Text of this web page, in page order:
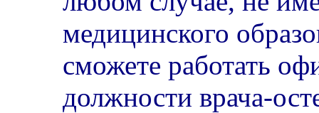
медицинского
сможете работать
должности врача-